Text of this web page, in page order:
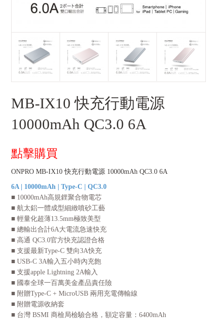
MB-IX10 快充行動電源
10000mAh QC3.0 6A
點擊購買
ONPRO MB-IX10 快充行動電源 10000mAh QC3.0 6A
6A | 10000mAh | Type-C | QC3.0
■ 10000mAh高規鋰聚合物電芯
■ 航太鋁一體成型細緻噴砂工藝
■ 輕量化超薄13.5mm極致美型
■ 總輸出合計6A大電流急速快充
■ 高通 QC3.0官方快充認證合格
■ 支援最新Type-C 雙向3A快充
■ USB-C 3A輸入五小時內充飽
■ 支援apple Lightning 2A輸入
■ 國泰全球一百萬美金產品責任險
■ 附贈Type-C + MicroUSB 兩用充電傳輸線
■ 附贈電源收納套
■ 台灣 BSMI 商檢局檢驗合格，額定容量：6400mAh